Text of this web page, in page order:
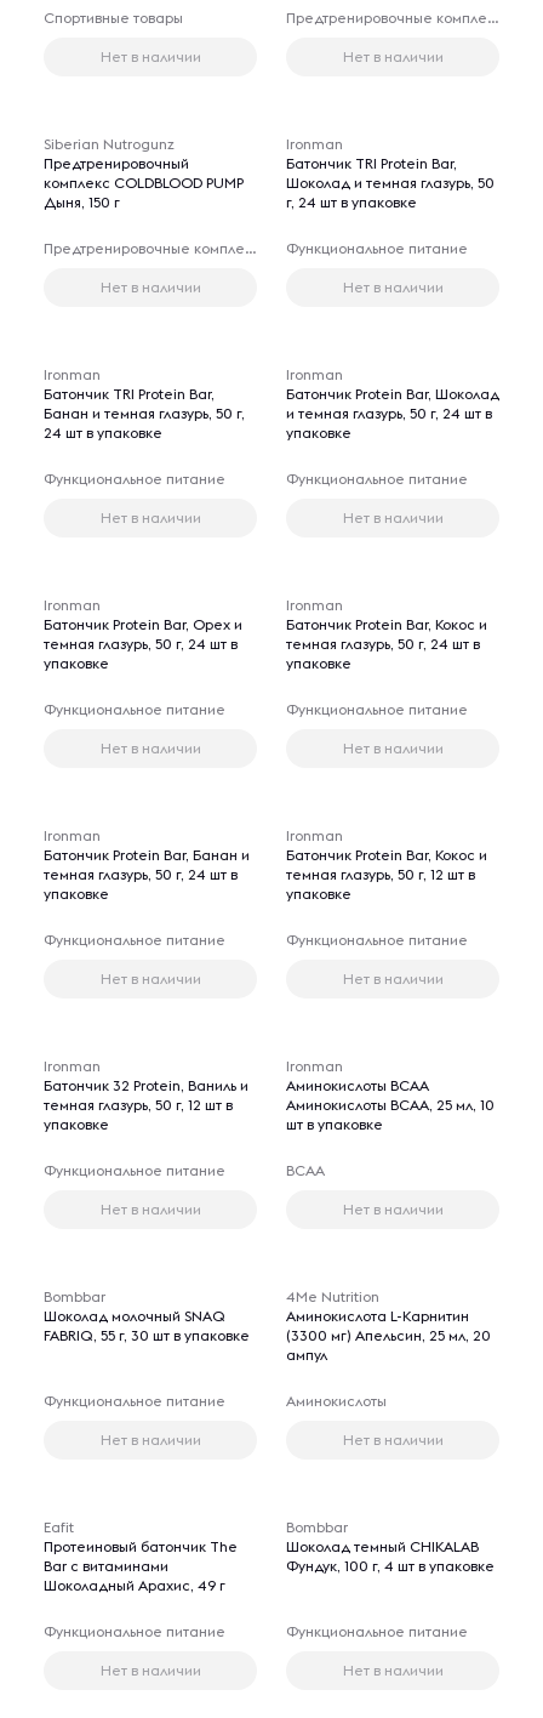
Спортивные товары
Нет в наличии
Предтренировочные комплексы
Нет в наличии
Siberian Nutrogunz
Предтренировочный
комплекс COLDBLOOD PUMP
Дыня, 150 г
Предтренировочные комплексы
Нет в наличии
Ironman
Батончик TRI Protein Bar,
Шоколад и темная глазурь, 50
г, 24 шт в упаковке
Функциональное питание
Нет в наличии
Ironman
Батончик TRI Protein Bar,
Банан и темная глазурь, 50 г,
24 шт в упаковке
Функциональное питание
Нет в наличии
Ironman
Батончик Protein Bar, Шоколад
и темная глазурь, 50 г, 24 шт в
упаковке
Функциональное питание
Нет в наличии
Ironman
Батончик Protein Bar, Орех и
темная глазурь, 50 г, 24 шт в
упаковке
Функциональное питание
Нет в наличии
Ironman
Батончик Protein Bar, Кокос и
темная глазурь, 50 г, 24 шт в
упаковке
Функциональное питание
Нет в наличии
Ironman
Батончик Protein Bar, Банан и
темная глазурь, 50 г, 24 шт в
упаковке
Функциональное питание
Нет в наличии
Ironman
Батончик Protein Bar, Кокос и
темная глазурь, 50 г, 12 шт в
упаковке
Функциональное питание
Нет в наличии
Ironman
Батончик 32 Protein, Ваниль и
темная глазурь, 50 г, 12 шт в
упаковке
Функциональное питание
Нет в наличии
Ironman
Аминокислоты BCAA
Аминокислоты BCAA, 25 мл, 10
шт в упаковке
BCAA
Нет в наличии
Bombbar
Шоколад молочный SNAQ
FABRIQ, 55 г, 30 шт в упаковке
Функциональное питание
Нет в наличии
4Me Nutrition
Аминокислота L-Карнитин
(3300 мг) Апельсин, 25 мл, 20
ампул
Аминокислоты
Нет в наличии
Eafit
Протеиновый батончик The
Bar с витаминами
Шоколадный Арахис, 49 г
Функциональное питание
Нет в наличии
Bombbar
Шоколад темный CHIKALAB
Фундук, 100 г, 4 шт в упаковке
Функциональное питание
Нет в наличии